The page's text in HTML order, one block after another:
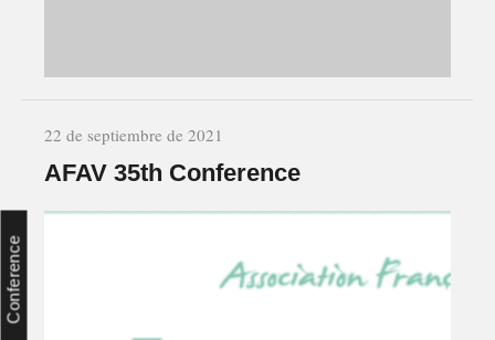
22 de septiembre de 2021
AFAV 35th Conference
Conference